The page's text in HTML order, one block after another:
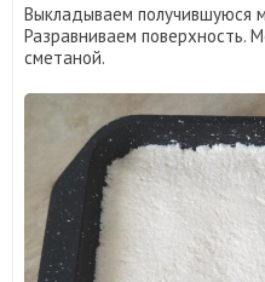
Выкладываем получившуюся
Разравниваем поверхность.
сметаной.